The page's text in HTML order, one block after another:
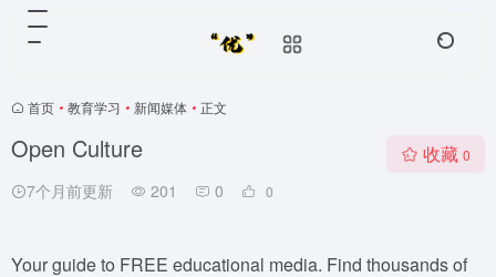
首页 • 教育学习 • 新闻媒体 • 正文
Open Culture
7个月前更新 201 0 0
收藏 0
Your guide to FREE educational media. Find thousands of